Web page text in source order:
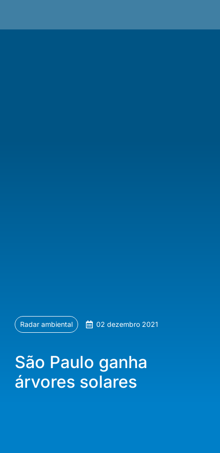
Radar ambiental 02 dezembro 2021
São Paulo ganha
árvores solares